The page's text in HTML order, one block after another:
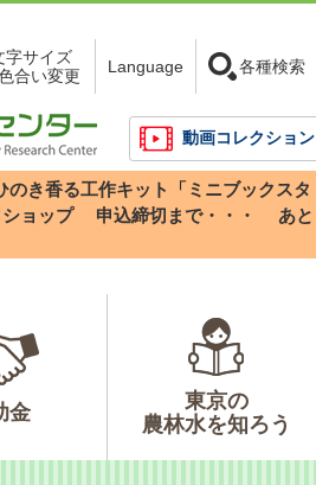
字サイズ
色合い変更
Language 各種検索
動画コレクション
のき香る工作キット「ミニブックスタ
ョップ
申込締切まで・・・
あと
金
東京の
農林水を知ろう